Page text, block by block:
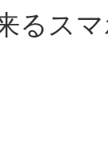
るス